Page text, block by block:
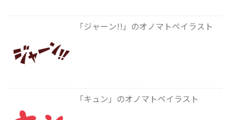
「ジャーン!!」のオノマトペイラスト
「キュン」のオノマトペイラスト